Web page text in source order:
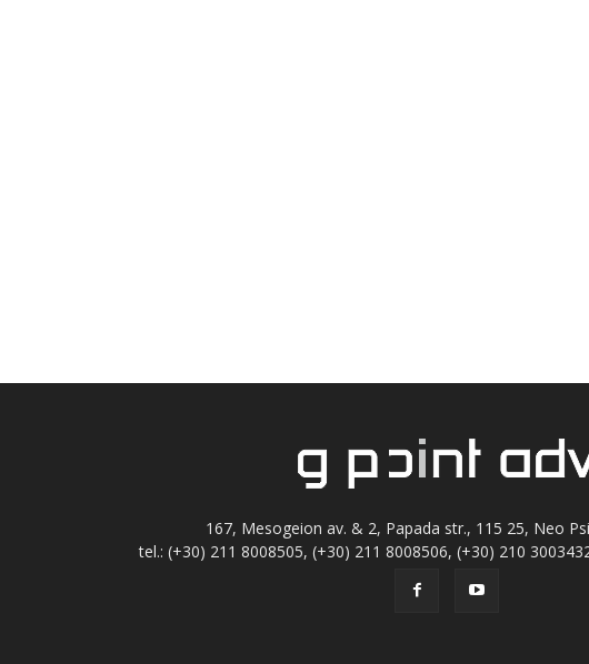
167, Mesogeion av. & 2, Papada str., 115 25, Neo
tel.: (+30) 211 8008505, (+30) 211 8008506, (+30) 210